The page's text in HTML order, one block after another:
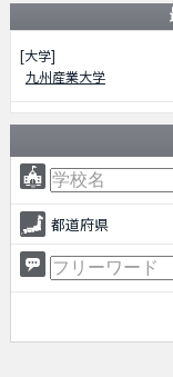
[大学]
九州産業大学
都道府県